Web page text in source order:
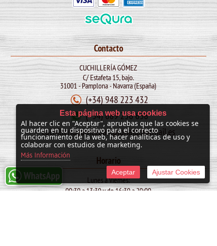
Contacto
CUCHILLERÍA GÓMEZ
C/ Estafeta 15, bajo.
31001 - Pamplona - Navarra (España)
(+34) 948 223 432
(+34) 689 256 638
cuchilleriagomezpamplona@hotmail.es
Horario
Lunes a Viernes:
09:30 a 13:30 y de 16:30 a 20:00
Esta página web usa cookies
Al hacer clic en "Aceptar", apruebas que las cookies se
guarden en tu dispositivo para el correcto
funcionamiento de la web, hacer analíticas de uso y
colaborar con estudios de marketing.
Más Información
Aceptar Ajustar Cookies